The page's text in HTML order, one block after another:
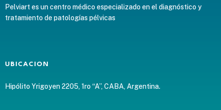
Pelviart es un centro médico especializado en el diagnóstico y
tratamiento de patologías pélvicas
UBICACION
Hipólito Yrigoyen 2205, 1ro “A”, CABA, Argentina.